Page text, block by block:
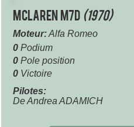
McLaren M7D (1970)
Moteur:Alfa Romeo
0 Podium
0 Pole position
0 Victoire
Pilotes:
De Andrea ADAMICH